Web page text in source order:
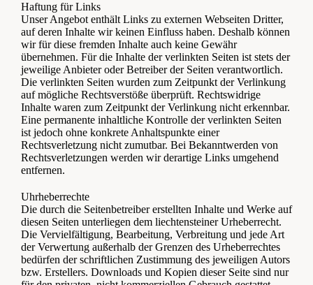
Haftung für Links
Unser Angebot enthält Links zu externen Webseiten Dritter,
auf deren Inhalte wir keinen Einfluss haben. Deshalb können
wir für diese fremden Inhalte auch keine Gewähr
übernehmen. Für die Inhalte der verlinkten Seiten ist stets der
jeweilige Anbieter oder Betreiber der Seiten verantwortlich.
Die verlinkten Seiten wurden zum Zeitpunkt der Verlinkung
auf mögliche Rechtsverstöße überprüft. Rechtswidrige
Inhalte waren zum Zeitpunkt der Verlinkung nicht erkennbar.
Eine permanente inhaltliche Kontrolle der verlinkten Seiten
ist jedoch ohne konkrete Anhaltspunkte einer
Rechtsverletzung nicht zumutbar. Bei Bekanntwerden von
Rechtsverletzungen werden wir derartige Links umgehend
entfernen.
Uhrheberrechte
Die durch die Seitenbetreiber erstellten Inhalte und Werke auf
diesen Seiten unterliegen dem liechtensteiner Urheberrecht.
Die Vervielfältigung, Bearbeitung, Verbreitung und jede Art
der Verwertung außerhalb der Grenzen des Urheberrechtes
bedürfen der schriftlichen Zustimmung des jeweiligen Autors
bzw. Erstellers. Downloads und Kopien dieser Seite sind nur